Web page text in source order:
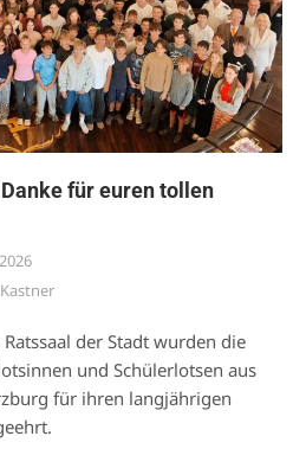
für euren tollen
der Stadt wurden die
und Schülerlotsen aus
für ihren langjährigen